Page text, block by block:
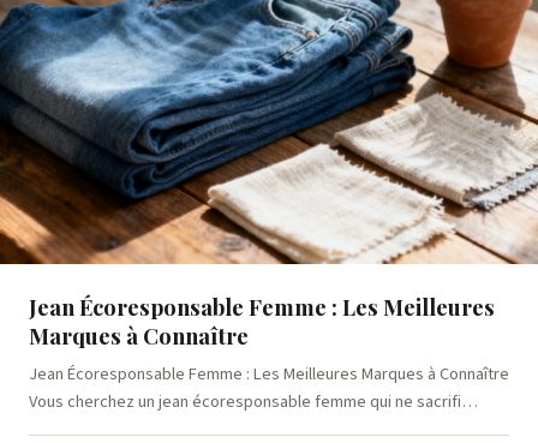
Jean Écoresponsable Femme : Les Meilleures
Marques à Connaître
Jean Écoresponsable Femme : Les Meilleures Marques à Connaître
Vous cherchez un jean écoresponsable femme qui ne sacrifi…